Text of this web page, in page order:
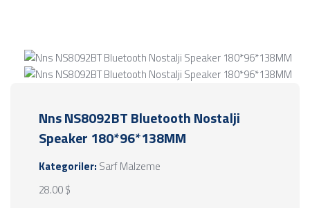
Nns NS8092BT Bluetooth Nostalji
Speaker 180*96*138MM
Kategoriler: Sarf Malzeme
28.00 $